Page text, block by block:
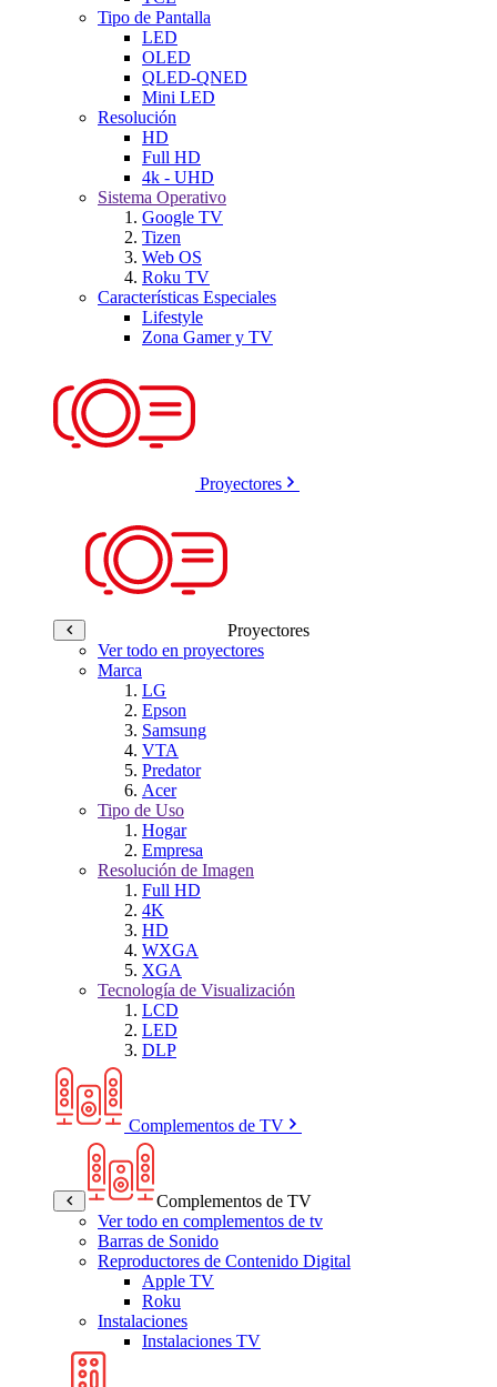
Tipo de Pantalla
LED
OLED
QLED-QNED
Mini LED
Resolución
HD
Full HD
4k - UHD
Sistema Operativo
Google TV
Tizen
Web OS
Roku TV
Características Especiales
Lifestyle
Zona Gamer y TV
Proyectores
Proyectores
Ver todo en proyectores
Marca
LG
Epson
Samsung
VTA
Predator
Acer
Tipo de Uso
Hogar
Empresa
Resolución de Imagen
Full HD
4K
HD
WXGA
XGA
Tecnología de Visualización
LCD
LED
DLP
Complementos de TV
Complementos de TV
Ver todo en complementos de tv
Barras de Sonido
Reproductores de Contenido Digital
Apple TV
Roku
Instalaciones
Instalaciones TV